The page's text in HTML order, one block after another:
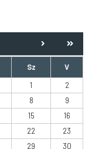
Sz
V
1
2
8
9
15
16
22
23
29 30